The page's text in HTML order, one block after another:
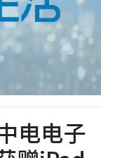
电电子